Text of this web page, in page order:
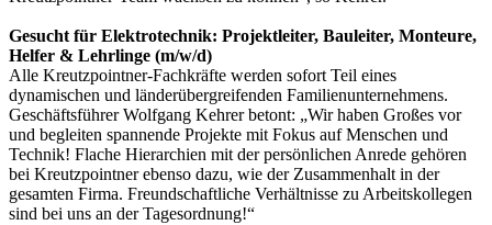
Gesucht für Elektrotechnik: Projektleiter, Bauleiter, Monteure,
Helfer & Lehrlinge (m/w/d)
Alle Kreutzpointner-Fachkräfte werden sofort Teil eines
dynamischen und länderübergreifenden Familienunternehmens.
Geschäftsführer Wolfgang Kehrer betont: „Wir haben Großes vor
und begleiten spannende Projekte mit Fokus auf Menschen und
Technik! Flache Hierarchien mit der persönlichen Anrede gehören
bei Kreutzpointner ebenso dazu, wie der Zusammenhalt in der
gesamten Firma. Freundschaftliche Verhältnisse zu Arbeitskollegen
sind bei uns an der Tagesordnung!“